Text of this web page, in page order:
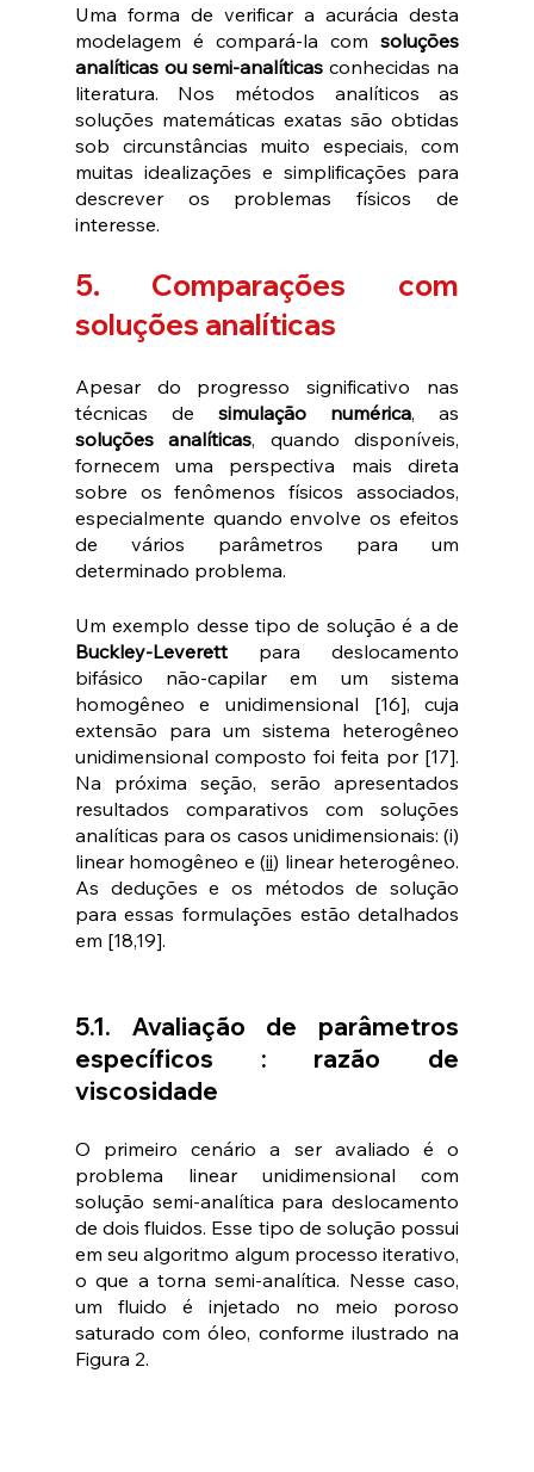
Uma forma de verificar a acurácia desta
modelagem é compará-la com soluções
analíticas ou semi-analíticas conhecidas na
literatura. Nos métodos analíticos as
soluções matemáticas exatas são obtidas
sob circunstâncias muito especiais, com
muitas idealizações e simplificações para
descrever os problemas físicos de
interesse.
5. Comparações com
soluções analíticas
Apesar do progresso significativo nas
técnicas de simulação numérica
soluções analíticas, quando disponíveis,
fornecem uma perspectiva mais direta
sobre os fenômenos físicos associados,
especialmente quando envolve os efeitos
de vários parâmetros para um
determinado problema.
Buckley-Leverett para deslocamento
bifásico não-capilar em um sistema
homogêneo e unidimensional [16], cuja
extensão para um sistema heterogêneo
unidimensional composto foi feita por [17].
Na próxima seção, serão apresentados
resultados comparativos com soluções
analíticas para os casos unidimensionais: (i)
linear homogêneo e (ii) linear heterogêneo.
As deduções e os métodos de solução
para essas formulações estão detalhados
em [18,19].
5.1. Avaliação de parâmetros
específicos : razão de
viscosidade
O primeiro cenário a ser avaliado é o
problema linear unidimensional com
solução semi-analítica para deslocamento
de dois fluidos. Esse tipo de solução possui
em seu algoritmo algum processo iterativo,
o que a torna semi-analítica. Nesse caso,
um fluido é injetado no meio poroso
saturado com óleo, conforme ilustrado na
Figura 2.